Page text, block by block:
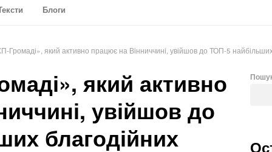
Блоги
Громаді», який активно працює на Вінниччині, увійшов до ТОП-5 найбільших
який активно
увійшов до
благодійних